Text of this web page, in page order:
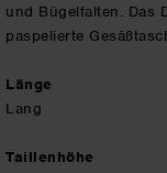
und Bügelfalten. Das
paspelierte
Länge
Lang
Taillenhöhe